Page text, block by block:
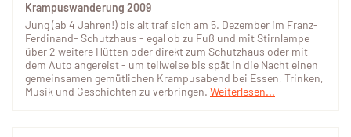
Krampuswanderung 2009
Jung (ab 4 Jahren!) bis alt traf sich am 5. Dezember im Franz-
Ferdinand- Schutzhaus - egal ob zu Fuß und mit Stirnlampe
über 2 weitere Hütten oder direkt zum Schutzhaus oder mit
dem Auto angereist - um teilweise bis spät in die Nacht einen
gemeinsamen gemütlichen Krampusabend bei Essen, Trinken,
Musik und Geschichten zu verbringen. Weiterlesen...